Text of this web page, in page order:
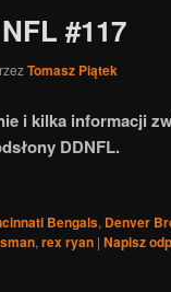
#117
Tomasz Piątek
i kilka informacji
DDNFL.
Bengals, Denver
, rex ryan | Napisz